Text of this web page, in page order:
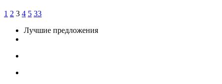
1 2 3 4 5 33
Лучшие предложения